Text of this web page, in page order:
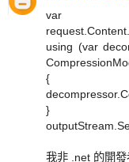
var
using (var
{
}
我非 .net 的開